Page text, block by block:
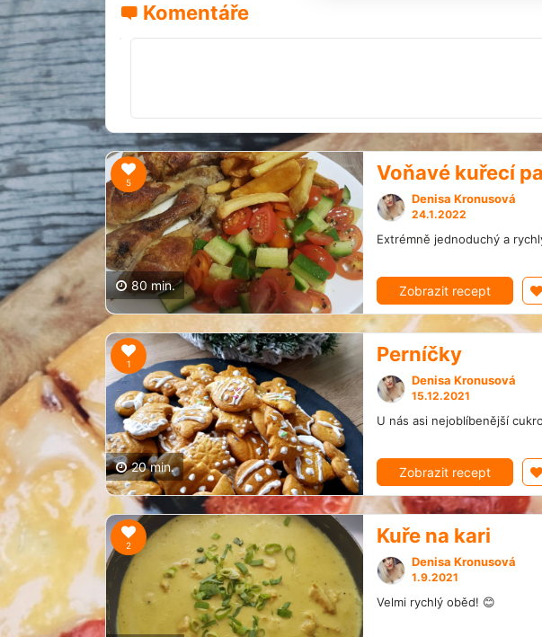
Komentáře
80 min.
5 Voňavé kuřecí
Denisa Kronusová
24.1.2022
Extrémně jednoduchý a
Zobrazit recept
20 min.
1 Perníčky
Denisa Kronusová
15.12.2021
U nás asi nejoblíbenější
Zobrazit recept
2 Kuře na kari
Denisa Kronusová
1.9.2021
Velmi rychlý oběd! 😊